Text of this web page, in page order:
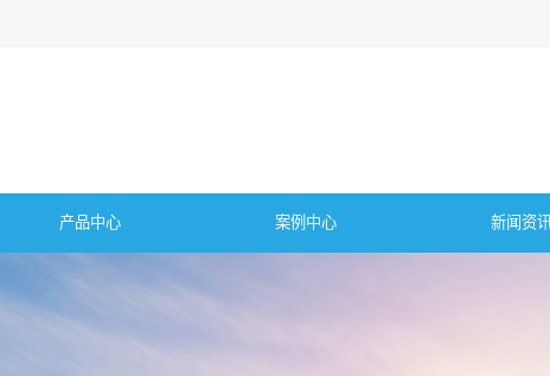
产品中心 案例中心 新闻资